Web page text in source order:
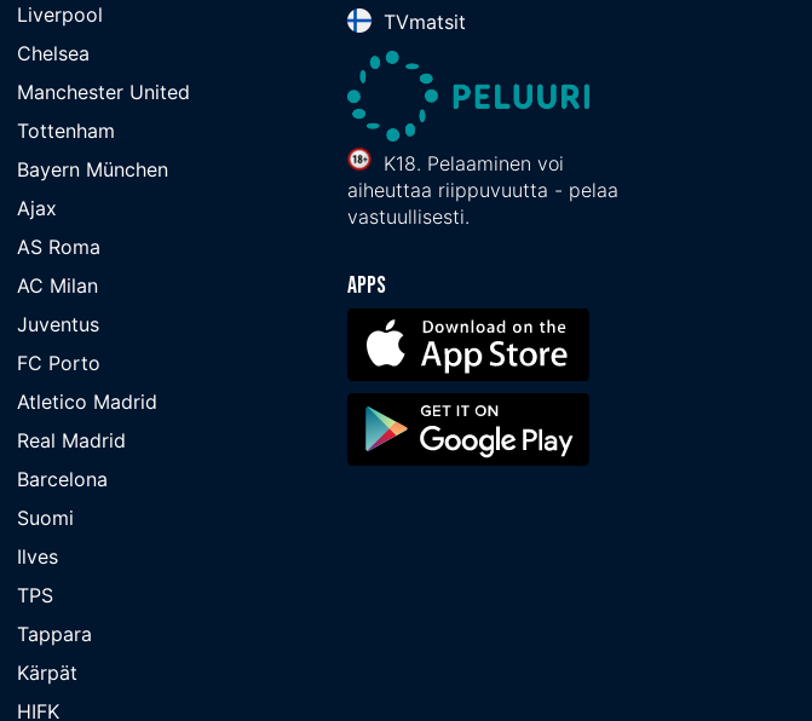
Liverpool
Chelsea
Manchester United
Tottenham
Bayern München
Ajax
AS Roma
AC Milan
Juventus
FC Porto
Atletico Madrid
Real Madrid
Barcelona
Suomi
Ilves
TPS
Tappara
Kärpät
HIFK
TVmatsit
K18. Pelaaminen voi
aiheuttaa riippuvuutta - pelaa
vastuullisesti.
Apps